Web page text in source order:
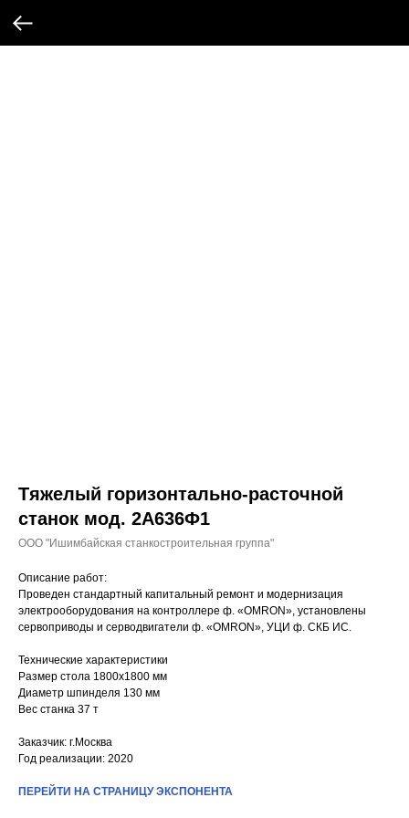
Тяжелый горизонтально-расточной
станок мод. 2А636Ф1
ООО "Ишимбайская станкостроительная группа"
Описание работ:
Проведен стандартный капитальный ремонт и модернизация
электрооборудования на контроллере ф. «OMRON», установлены
сервоприводы и серводвигатели ф. «OMRON», УЦИ ф. СКБ ИС.
Технические характеристики
Размер стола 1800х1800 мм
Диаметр шпинделя 130 мм
Вес станка 37 т
Заказчик: г.Москва
Год реализации: 2020
ПЕРЕЙТИ НА СТРАНИЦУ ЭКСПОНЕНТА